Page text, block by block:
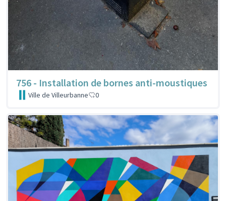
756 - Installation de bornes anti-moustiques
Ville de Villeurbanne 0